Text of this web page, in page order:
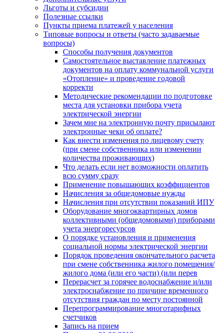
Льготы и субсидии
Полезные ссылки
Пункты приема платежей у населения
Типовые вопросы и ответы (часто задаваемые
вопросы)
Способы получения документов
Самостоятельное выставление платежных
документов на оплату коммунальной услуги
«Отопление» и проведение годовой
корректи
Методические рекомендации по подготовке
места для установки прибора учета
электрической энергии
Зачем мне на электронную почту присылают
электронные чеки об оплате?
Как внести изменения по лицевому счету
(при смене собственника или изменении
количества проживающих)
Что делать если нет возможности оплатить
всю сумму сразу
Применение повышающих коэффициентов
Начисления за общедомовые нужды
Начисления при отсутствии показаний ИПУ
Оборудование многоквартирных домов
коллективными (общедомовыми) приборами
учета энергоресурсов
О порядке установления и применения
социальной нормы электрической энергии
Порядок проведения окончательного расчета
при смене собственника жилого помещения/
жилого дома (или его части) (или перев
Перерасчет за горячее водоснабжение и/или
электроснабжение по причине временного
отсутствия граждан по месту постоянной
Перепрограммирование многотарифных
счетчиков
Запись на прием